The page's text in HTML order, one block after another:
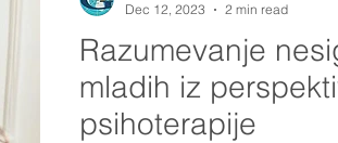
Razumevanje
mladih iz
psihoterapije
Dec 12, 2023
2 min read